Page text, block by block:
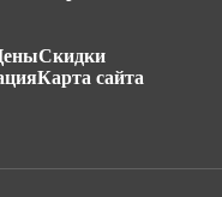
Скидки
Карта сайта